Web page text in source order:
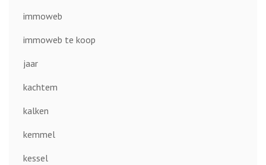
immoweb
immoweb te koop
jaar
kachtem
kalken
kemmel
kessel